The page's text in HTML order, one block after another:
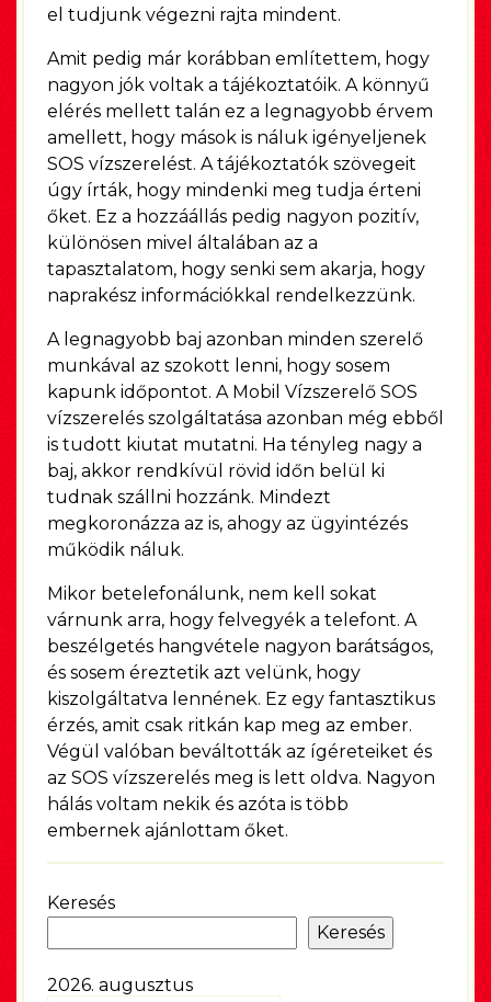
el tudjunk végezni rajta mindent.
Amit pedig már korábban említettem, hogy
nagyon jók voltak a tájékoztatóik. A könnyű
elérés mellett talán ez a legnagyobb érvem
amellett, hogy mások is náluk igényeljenek
SOS vízszerelést. A tájékoztatók szövegeit
úgy írták, hogy mindenki meg tudja érteni
őket. Ez a hozzáállás pedig nagyon pozitív,
különösen mivel általában az a
tapasztalatom, hogy senki sem akarja, hogy
naprakész információkkal rendelkezzünk.
A legnagyobb baj azonban minden szerelő
munkával az szokott lenni, hogy sosem
kapunk időpontot. A Mobil Vízszerelő SOS
vízszerelés szolgáltatása azonban még ebből
is tudott kiutat mutatni. Ha tényleg nagy a
baj, akkor rendkívül rövid időn belül ki
tudnak szállni hozzánk. Mindezt
megkoronázza az is, ahogy az ügyintézés
működik náluk.
Mikor betelefonálunk, nem kell sokat
várnunk arra, hogy felvegyék a telefont. A
beszélgetés hangvétele nagyon barátságos,
és sosem éreztetik azt velünk, hogy
kiszolgáltatva lennének. Ez egy fantasztikus
érzés, amit csak ritkán kap meg az ember.
Végül valóban beváltották az ígéreteiket és
az SOS vízszerelés meg is lett oldva. Nagyon
hálás voltam nekik és azóta is több
embernek ajánlottam őket.
Keresés
Keresés
2026. augusztus